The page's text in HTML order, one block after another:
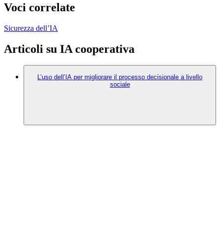
Voci correlate
Sicurezza dell’IA
Articoli su IA cooperativa
L’uso dell’IA per migliorare il processo decisionale a livello
sociale